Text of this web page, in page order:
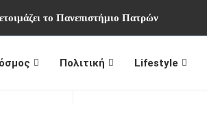
το Πανεπιστήμιο Πατρών
Πολιτική Lifestyle